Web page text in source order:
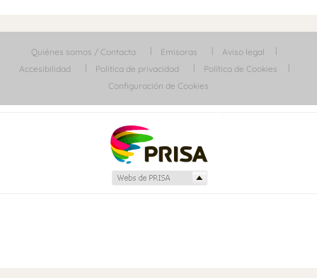
Quiénes somos / Contacta Emisoras
Aviso legal
Accesibilidad
Política de privacidad
Política de Cookies
Configuración de Cookies